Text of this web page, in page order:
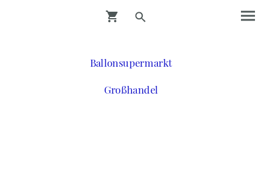
Ballonsupermarkt
Großhandel